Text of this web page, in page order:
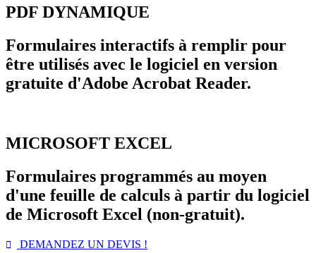
PDF DYNAMIQUE
Formulaires interactifs à remplir pour
être utilisés avec le logiciel en version
gratuite d'Adobe Acrobat Reader.
MICROSOFT EXCEL
Formulaires programmés au moyen
d'une feuille de calculs à partir du logiciel
de Microsoft Excel (non-gratuit).
 DEMANDEZ UN DEVIS !